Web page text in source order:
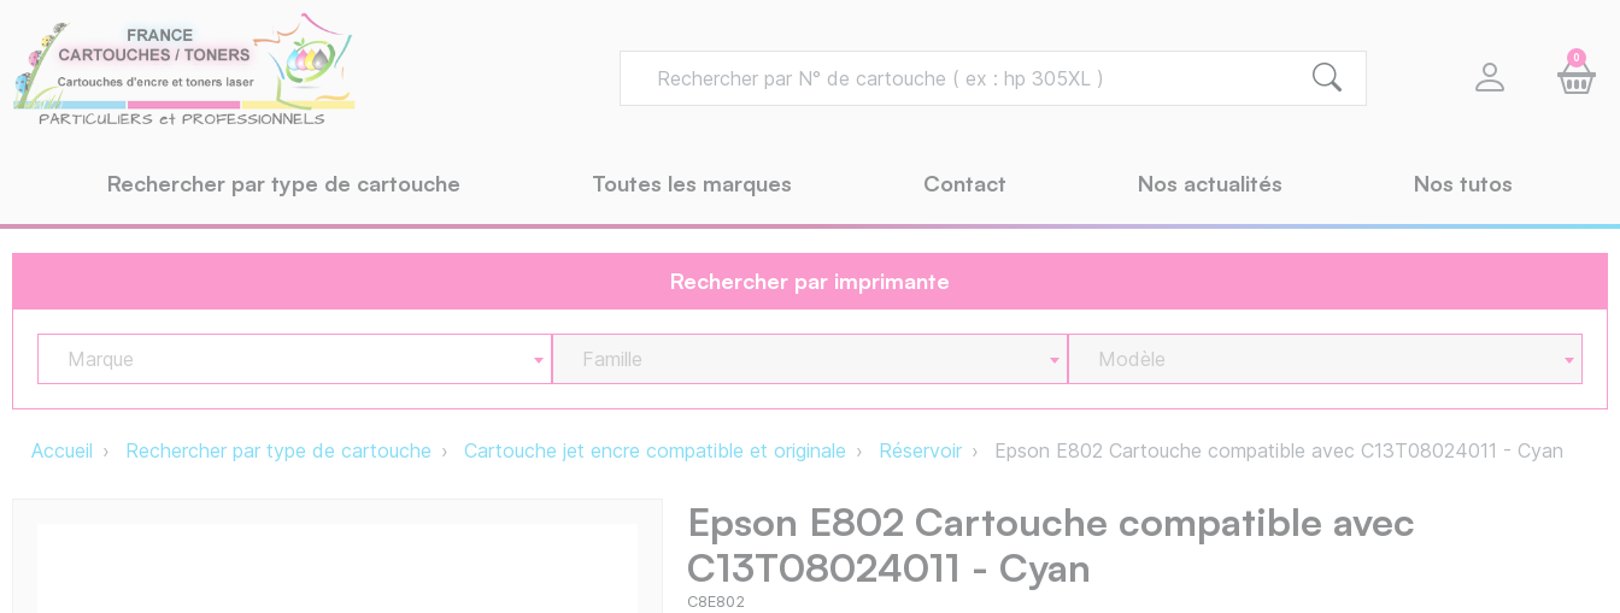
0
Rechercher par type de cartouche Toutes les marques Contact Nos actualités Nos tutos
Rechercher par imprimante
Marque Famille Modèle
Accueil Rechercher par type de cartouche Cartouche jet encre compatible et originale Réservoir Epson E802 Cartouche compatible avec C13T08024011 - Cyan
Epson E802 Cartouche compatible avec
C13T08024011 - Cyan
C8E802